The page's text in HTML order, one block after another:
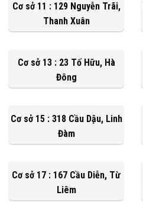
Cơ sở 11 : 129 Nguyễn Trãi,
Thanh Xuân
Cơ sở 13 : 23 Tố Hữu, Hà
Đông
Cơ sở 15 : 318 Cầu Dậu, Linh
Đàm
Cơ sở 17 : 167 Cầu Diễn, Từ
Liêm